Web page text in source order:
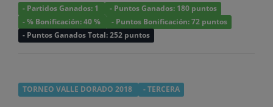
- Partidos Ganados: 1
- Puntos Ganados: 180 puntos
- % Bonificación: 40 %
- Puntos Bonificación: 72 puntos
- Puntos Ganados Total: 252 puntos
TORNEO VALLE DORADO 2018 - TERCERA